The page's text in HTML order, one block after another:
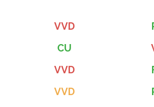
VVD
CU
VVD
VVD